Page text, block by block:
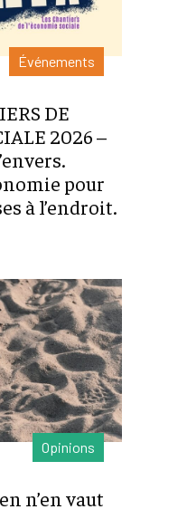
Événements
DE
2026 –
pour
à l’endroit.
Opinions
n’en vaut